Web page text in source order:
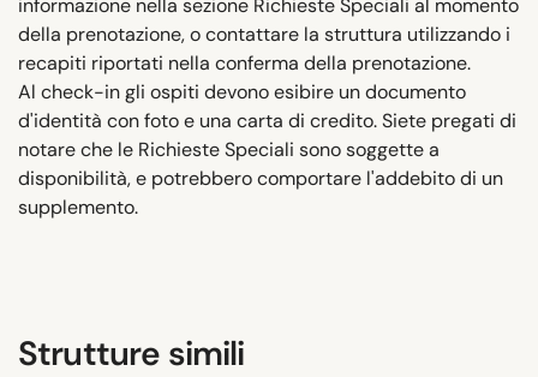
della prenotazione, o contattare la struttura utilizzando i
recapiti riportati nella conferma della prenotazione.
Al check-in gli ospiti devono esibire un documento
d'identità con foto e una carta di credito. Siete pregati di
notare che le Richieste Speciali sono soggette a
disponibilità, e potrebbero comportare l'addebito di un
supplemento.
Strutture simili